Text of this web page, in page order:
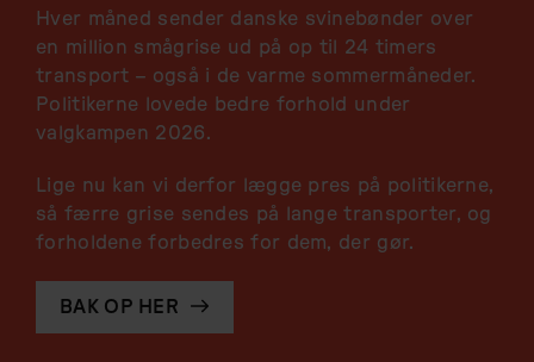
Hver måned sender danske svinebønder over
en million smågrise ud på op til 24 timers
transport – også i de varme sommermåneder.
Politikerne lovede bedre forhold under
valgkampen 2026.
Lige nu kan vi derfor lægge pres på politikerne,
så færre grise sendes på lange transporter, og
forholdene forbedres for dem, der gør.
BAK OP HER